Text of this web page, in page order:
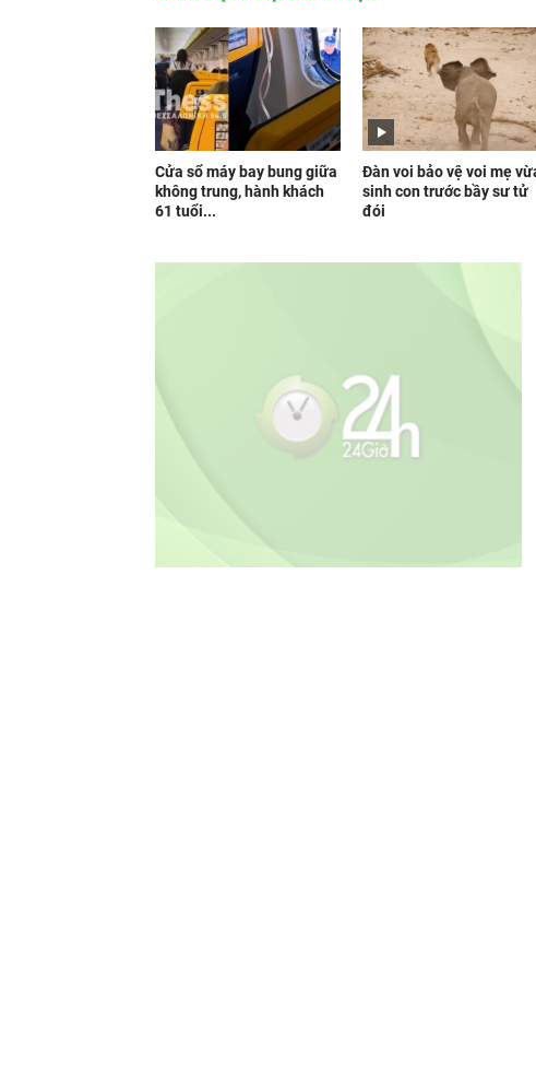
Cửa sổ máy bay bung giữa
không trung, hành khách
61 tuổi...
Đàn voi bảo vệ voi mẹ
sinh con trước bầy sư tử
đói